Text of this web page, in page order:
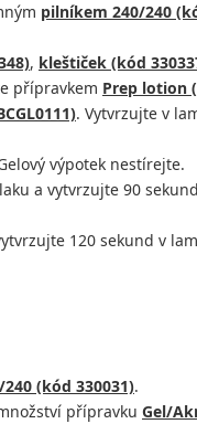
pilníkem 240/240
, kleštiček (kód
přípravkem Prep lotion
. Vytvrzujte v
výpotek nestírejte.
a vytvrzujte 90
120 sekund v
(kód 330031).
přípravku Gel/